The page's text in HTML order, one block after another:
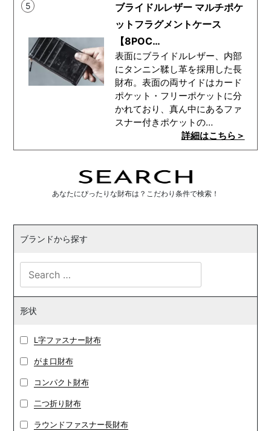
5
ブライドルレザー マルチポケ
ットフラグメントケース
【8POC…
表面にブライドルレザー、内部
にタンニン鞣し革を採用した長
財布。表面の両サイドはカード
ポケット・フリーポケットに分
かれており、真ん中にあるファ
スナー付きポケットの…
詳細はこちら＞
あなたにぴったりな財布は？こだわり条件で検索！
ブランドから探す
形状
L字ファスナー財布
がま口財布
コンパクト財布
二つ折り財布
ラウンドファスナー長財布